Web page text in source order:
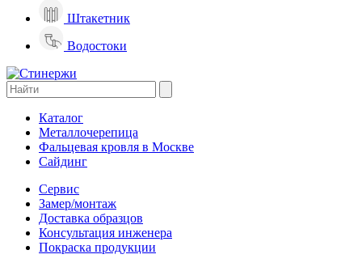
Штакетник
Водостоки
Каталог
Металлочерепица
Фальцевая кровля в Москве
Сайдинг
Сервис
Замер/монтаж
Доставка образцов
Консультация инженера
Покраска продукции